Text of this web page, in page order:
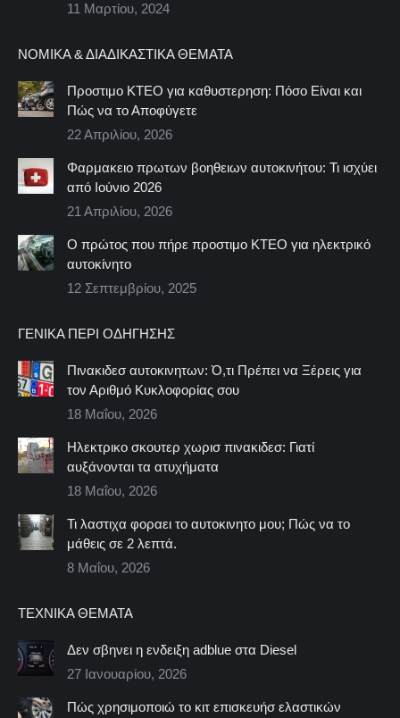
11 Μαρτίου, 2024
ΝΟΜΙΚΆ & ΔΙΑΔΙΚΑΣΤΙΚΆ ΘΈΜΑΤΑ
Προστιμο ΚΤΕΟ για καθυστερηση: Πόσο Είναι και
Πώς να το Αποφύγετε
22 Απριλίου, 2026
Φαρμακειο πρωτων βοηθειων αυτοκινήτου: Τι ισχύει
από Ιούνιο 2026
21 Απριλίου, 2026
Ο πρώτος που πήρε προστιμο ΚΤΕΟ για ηλεκτρικό
αυτοκίνητο
12 Σεπτεμβρίου, 2025
ΓΕΝΙΚΆ ΠΕΡΊ ΟΔΉΓΗΣΗΣ
Πινακιδεσ αυτοκινητων: Ό,τι Πρέπει να Ξέρεις για
τον Αριθμό Κυκλοφορίας σου
18 Μαΐου, 2026
Ηλεκτρικο σκουτερ χωρισ πινακιδεσ: Γιατί
αυξάνονται τα ατυχήματα
18 Μαΐου, 2026
Τι λαστιχα φοραει το αυτοκινητο μου; Πώς να το
μάθεις σε 2 λεπτά.
8 Μαΐου, 2026
ΤΕΧΝΙΚΆ ΘΈΜΑΤΑ
Δεν σβηνει η ενδειξη adblue στα Diesel
27 Ιανουαρίου, 2026
Πώς χρησιμοποιώ το κιτ επισκευήσ ελαστικών